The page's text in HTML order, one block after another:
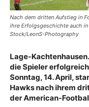
Nach dem dritten Aufstieg in
ihre Erfolgsgeschichte auch
Stock/LeonS-Photography
Lage-
die Spieler
Sonntag, 14. April,
Hawks nach ihrem
der American-